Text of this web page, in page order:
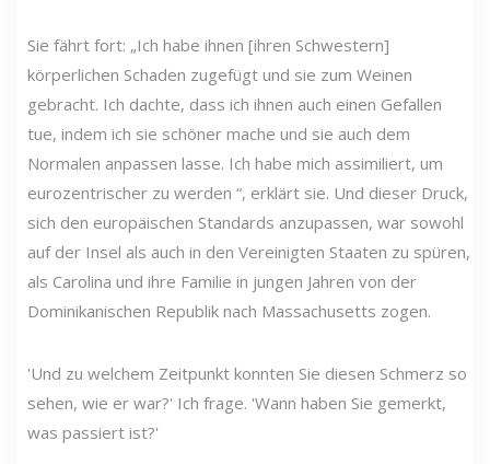
Sie fährt fort: „Ich habe ihnen [ihren Schwestern]
körperlichen Schaden zugefügt und sie zum Weinen
gebracht. Ich dachte, dass ich ihnen auch einen Gefallen
tue, indem ich sie schöner mache und sie auch dem
Normalen anpassen lasse. Ich habe mich assimiliert, um
eurozentrischer zu werden “, erklärt sie. Und dieser Druck,
sich den europäischen Standards anzupassen, war sowohl
auf der Insel als auch in den Vereinigten Staaten zu spüren,
als Carolina und ihre Familie in jungen Jahren von der
Dominikanischen Republik nach Massachusetts zogen.
'Und zu welchem ​​Zeitpunkt konnten Sie diesen Schmerz so
sehen, wie er war?' Ich frage. 'Wann haben Sie gemerkt,
was passiert ist?'